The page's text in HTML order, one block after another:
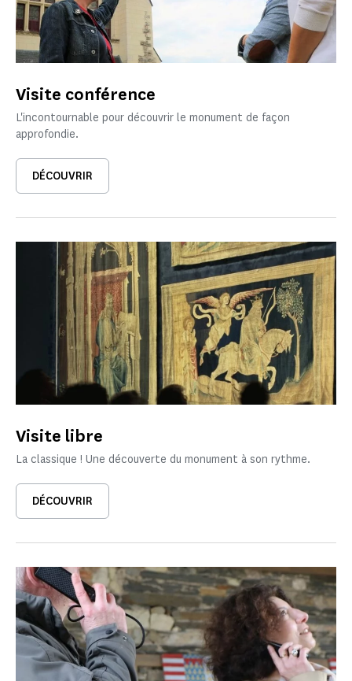
Visite conférence
L'incontournable pour découvrir le monument de façon
approfondie.
DÉCOUVRIR
Visite libre
La classique ! Une découverte du monument à son rythme.
DÉCOUVRIR